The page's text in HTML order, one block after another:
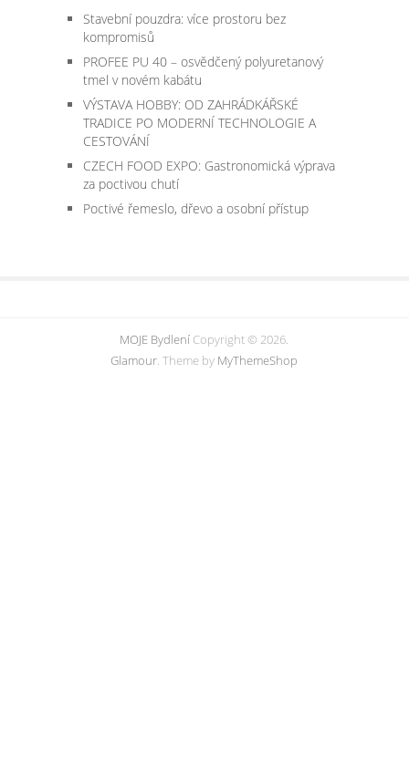
Stavební pouzdra: více prostoru bez
kompromisů
PROFEE PU 40 – osvědčený polyuretanový
tmel v novém kabátu
VÝSTAVA HOBBY: OD ZAHRÁDKÁŘSKÉ
TRADICE PO MODERNÍ TECHNOLOGIE A
CESTOVÁNÍ
CZECH FOOD EXPO: Gastronomická výprava
za poctivou chutí
Poctivé řemeslo, dřevo a osobní přístup
MOJE Bydlení Copyright © 2026.
Glamour. Theme by MyThemeShop